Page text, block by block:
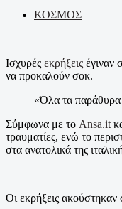
ΚΟΣΜΟΣ
Ισχυρές εκρήξεις έγιναν
να προκαλούν σοκ.
«Όλα τα παράθυρα
Σύμφωνα με το Ansa.it
τραυματίες, ενώ το
στα ανατολικά της
Οι εκρήξεις